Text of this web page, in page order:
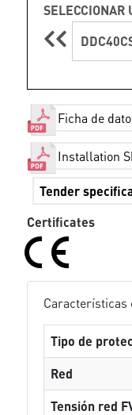
SELECCIONAR
Ficha de
Installation
Tender
Certificates
Características
Tipo de
Red
Tensión red